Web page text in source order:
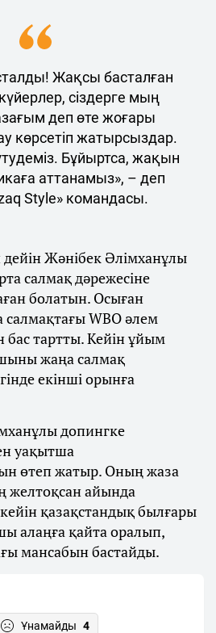
Жақсы басталған
сіздерге мың
деп өте жоғары
көрсетіп жатырсыздар.
Бұйыртса, жақын
аттанамыз», – деп
Style» командасы.
дейін Жәнібек Әлімханұлы
салмақ дәрежесіне
болатын. Осыған
WBO әлем
тартты. Кейін ұйым
жаңа салмақ
екінші орынға
допингке
уақытша
өтеп жатыр. Оның жаза
желтоқсан айында
қазақстандық былғары
алаңға қайта оралып,
мансабын бастайды.
Ұнамайды 4